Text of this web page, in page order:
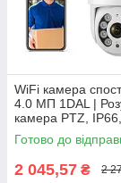
WiFi камера
4.0 МП 1DAL |
камера PTZ,
(WS-Q204B)
Готово до
2 045,57 ₴ 2